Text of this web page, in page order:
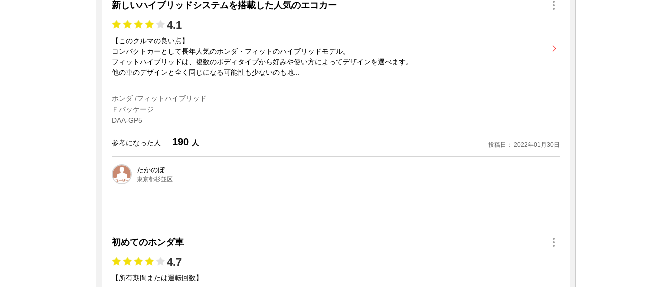
新しいハイブリッドシステムを搭載した人気のエコカー
4.1
【このクルマの良い点】
コンパクトカーとして長年人気のホンダ・フィットのハイブリッドモデル。
フィットハイブリッドは、複数のボディタイプから好みや使い方によってデザインを選べます。
他の車のデザインと全く同じになる可能性も少ないのも地...
ホンダ /フィットハイブリッド
Ｆパッケージ
DAA-GP5
参考になった人 190 人 投稿日： 2022年01月30日
たかのぼ
東京都杉並区
初めてのホンダ車
4.7
【所有期間または運転回数】